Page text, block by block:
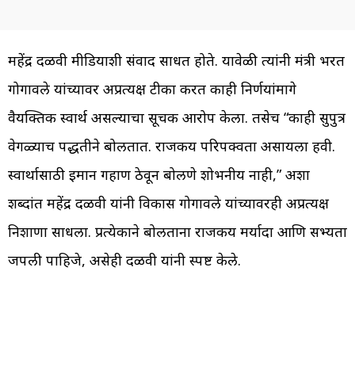
महेंद्र दळवी मीडियाशी संवाद साधत होते. यावेळी त्यांनी मंत्री भरत
गोगावले यांच्यावर अप्रत्यक्ष टीका करत काही निर्णयांमागे
वैयक्तिक स्वार्थ असल्याचा सूचक आरोप केला. तसेच “काही सुपुत्र
वेगळ्याच पद्धतीने बोलतात. राजकीय परिपक्वता असायला हवी.
स्वार्थासाठी इमान गहाण ठेवून बोलणे शोभनीय नाही,” अशा
शब्दांत महेंद्र दळवी यांनी विकास गोगावले यांच्यावरही अप्रत्यक्ष
निशाणा साधला. प्रत्येकाने बोलताना राजकीय मर्यादा आणि सभ्यता
जपली पाहिजे, असेही दळवी यांनी स्पष्ट केले.